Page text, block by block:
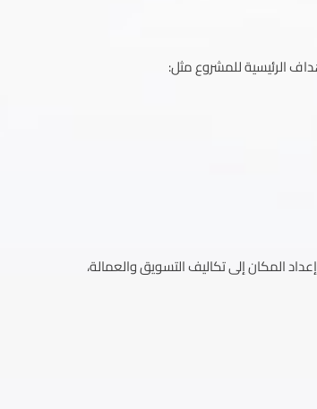
الرئيسية للمشروع مثل:
المكان إلى تكاليف التسويق والعمالة،